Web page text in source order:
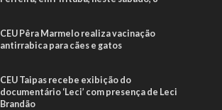
CEU Pêra Marmelo realiza vacinação
antirrabica para cães e gatos
CEU Taipas recebe exibição do
documentário ‘Leci’ com presença de Leci
Brandão